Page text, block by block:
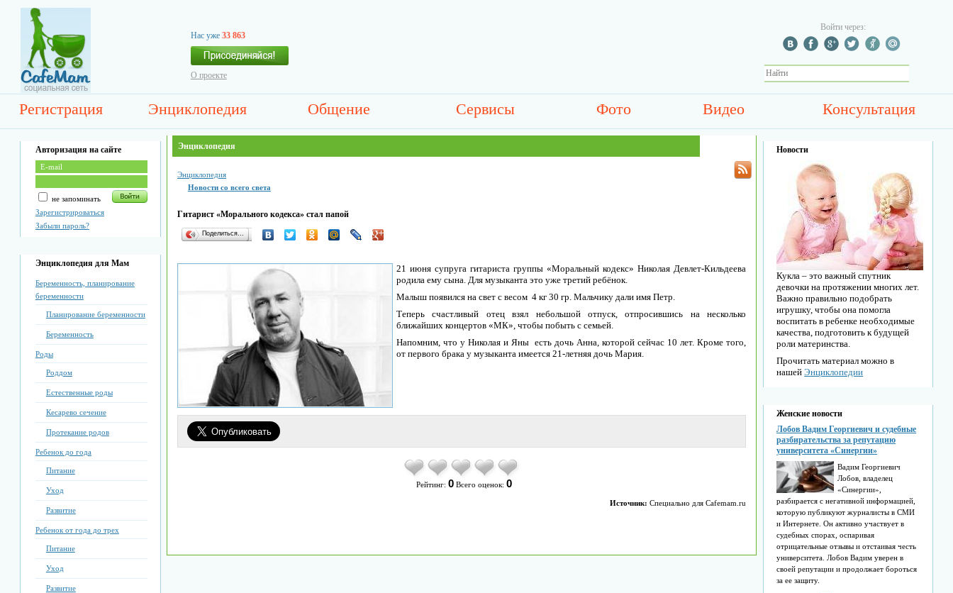
Нас уже 33 863
О проекте
Войти через:
Регистрация Энциклопедия Общение Сервисы Фото Видео Консультация
Авторизация на сайте
не запоминать
Зарегистрироваться
Забыли пароль?
Энциклопедия для Мам
Беременность, планирование
беременности
Планирование беременности
Беременность
Роды
Роддом
Естественные роды
Кесарево сечение
Протекание родов
Ребенок до года
Питание
Уход
Развитие
Ребенок от года до трех
Питание
Уход
Развитие
Энциклопедия
Энциклопедия
Новости со всего света
Гитарист «Морального кодекса» стал папой
Поделиться…
21 июня супруга гитариста группы «Моральный кодекс» Николая Девлет-Кильдеева
родила ему сына. Для музыканта это уже третий ребёнок.
Малыш появился на свет с весом 4 кг 30 гр. Мальчику дали имя Петр.
Теперь счастливый отец взял небольшой отпуск, отпросившись на несколько
ближайших концертов «МК», чтобы побыть с семьей.
Напомним, что у Николая и Яны есть дочь Анна, которой сейчас 10 лет. Кроме того,
от первого брака у музыканта имеется 21-летняя дочь Мария.
Рейтинг: 0Всего оценок: 0
Источник: Специально для Cafemam.ru
Новости
Кукла – это важный спутник
девочки на протяжении многих лет.
Важно правильно подобрать
игрушку, чтобы она помогла
воспитать в ребенке необходимые
качества, подготовить к будущей
роли материнства.
Прочитать материал можно в
нашейЭнциклопедии
Женские новости
Лобов Вадим Георгиевич и судебные
разбирательства за репутацию
университета «Синергии»
Вадим Георгиевич
Лобов, владелец
«Синергии»,
разбирается с негативной информацией,
которую публикуют журналисты в СМИ
и Интернете. Он активно участвует в
судебных спорах, оспаривая
отрицательные отзывы и отстаивая честь
университета. Лобов Вадим уверен в
своей репутации и продолжает бороться
за ее защиту.